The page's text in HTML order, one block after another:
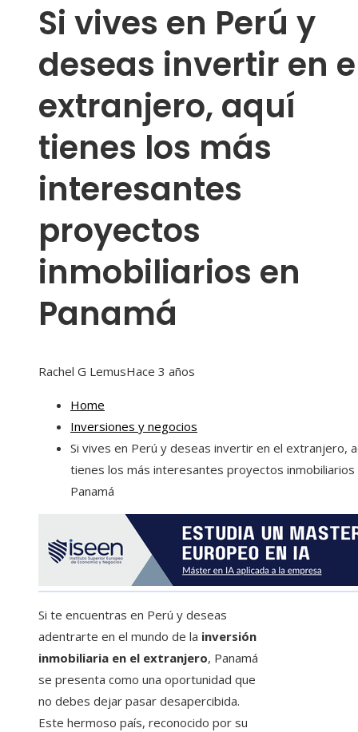
Si vives en Perú y
deseas invertir en
extranjero, aquí
tienes los más
interesantes
proyectos
inmobiliarios en
Panamá
Rachel G LemusHace 3 años
Home
Inversiones y negocios
Si vives en Perú y deseas invertir en el extranjero,
tienes los más interesantes proyectos inmobiliarios
Panamá
Si te encuentras en Perú y deseas
adentrarte en el mundo de la inversión
inmobiliaria en el extranjero, Panamá
se presenta como una oportunidad que
no debes dejar pasar desapercibida.
Este hermoso país, reconocido por su